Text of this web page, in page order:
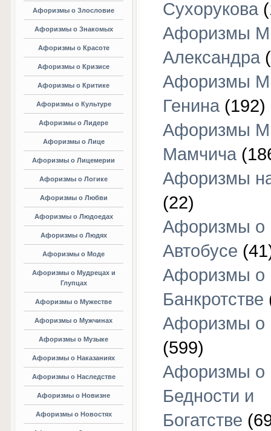
Афоризмы о Злословие
Афоризмы о Знакомых
Афоризмы о Красоте
Афоризмы о Кризисе
Афоризмы о Критике
Афоризмы о Культуре
Афоризмы о Лидере
Афоризмы о Лице
Афоризмы о Лицемерии
Афоризмы о Логике
Афоризмы о Любви
Афоризмы о Людоедах
Афоризмы о Людях
Афоризмы о Моде
Афоризмы о Мудрецах и
Глупцах
Афоризмы о Мужестве
Афоризмы о Мужчинах
Афоризмы о Музыке
Афоризмы о Наказаниях
Афоризмы о Наследстве
Афоризмы о Новизне
Афоризмы о Новостях
Сухорукова
Афоризмы
Александра
Афоризмы
Генина (192)
Афоризмы
Мамчича
Афоризмы
(22)
Афоризмы о
Автобусе
Афоризмы о
Банкротстве
Афоризмы о
(599)
Афоризмы о
Бедности и
Богатстве